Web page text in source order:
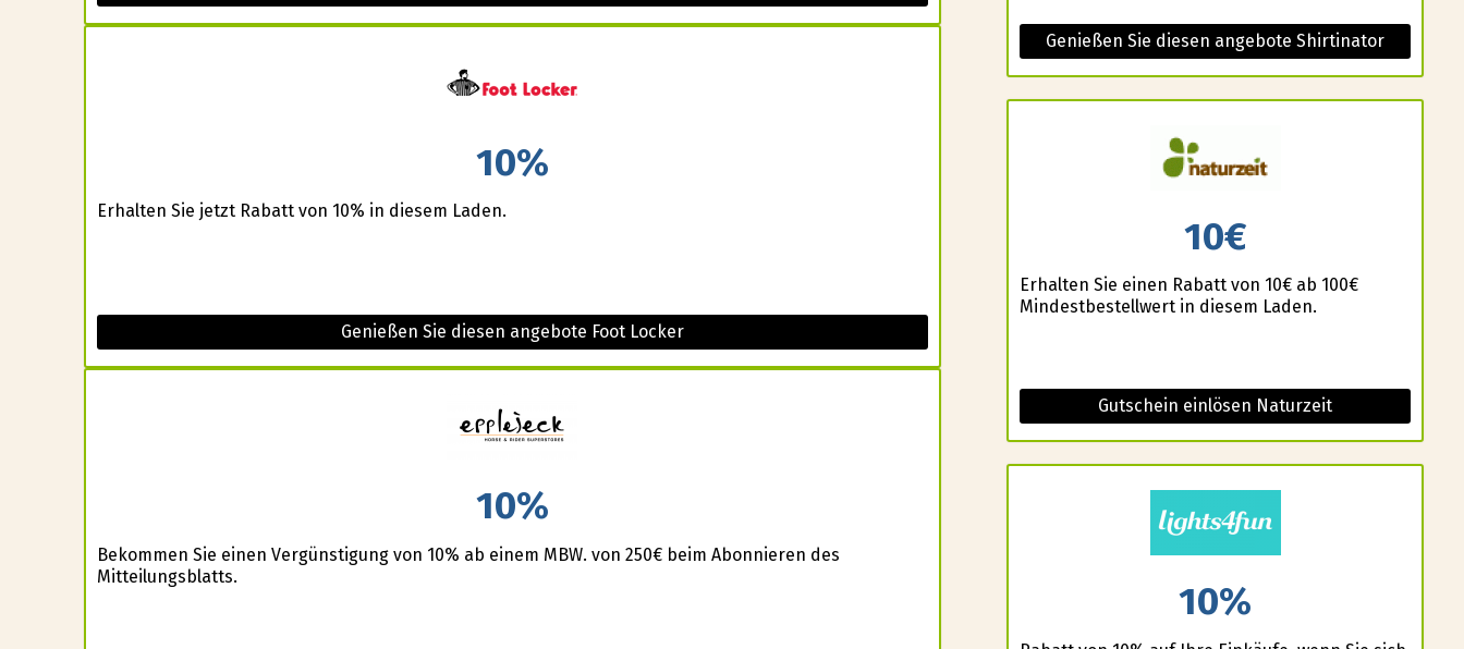
10%
Erhalten Sie jetzt Rabatt von 10% in diesem Laden.
Genießen Sie diesen angebote Foot Locker
10%
Bekommen Sie einen Vergünstigung von 10% ab einem MBW. von 250€ beim Abonnieren des
Mitteilungsblatts.
Genießen Sie diesen angebote Shirtinator
10€
Erhalten Sie einen Rabatt von 10€ ab 100€
Mindestbestellwert in diesem Laden.
Gutschein einlösen Naturzeit
10%